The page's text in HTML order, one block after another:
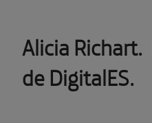
Alicia Richart.
de DigitalES.